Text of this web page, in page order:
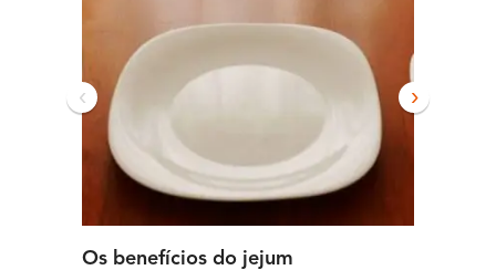
Os benefícios do jejum
‹ ›